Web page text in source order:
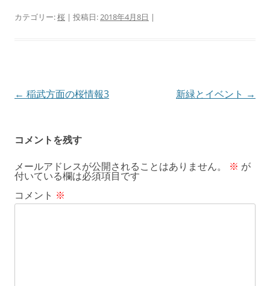
カテゴリー:桜 | 投稿日:2018年4月8日 |
投
ゲ
ー
シ
← 稲武方面の桜情報3 新緑とイベント →
コメントを残す
メールアドレスが公開されることはありません。
※ が
付いている欄は必須項目です
コメント ※